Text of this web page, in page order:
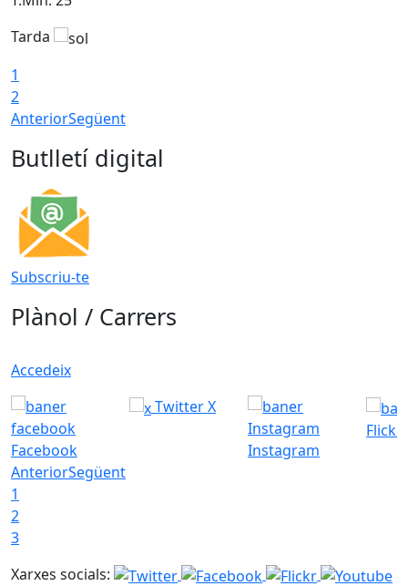
Tarda
1
2
AnteriorSegüent
Butlletí digital
Subscriu-te
Plànol / Carrers
Accedeix
Facebook
Twitter X
Instagram
Flickr
AnteriorSegüent
1
2
3
Xarxes socials: